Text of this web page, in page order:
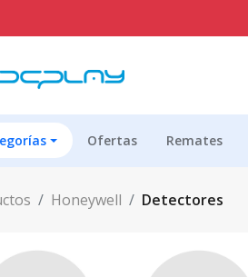
Ofertas Remates
Honeywell Detectores